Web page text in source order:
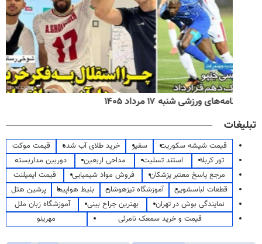
روزنامه‌های صبح شنبه ۱۷ مرداد ۱۴۰۵
تبلیغات
قیمت شیشه سکوریت سفیر خرید طلای آب شده
قیمت موکت
تور کربلا
استند تسلیت مداحی اربعین
دوربین مداربسته
مرجع پاسخ معتبر پزشکان
فروش مواد شیمیایی
قیمت ایمپلنت
قطعات لباسشویی
آموزشگاه تیزهوشان بلیط هواپیما
پرشین هتل
نمایندگی بوش در تهران
بهترین جراح بینی
آموزشگاه زبان ملل
قیمت و خرید سمعک نامرئی
مهرینو